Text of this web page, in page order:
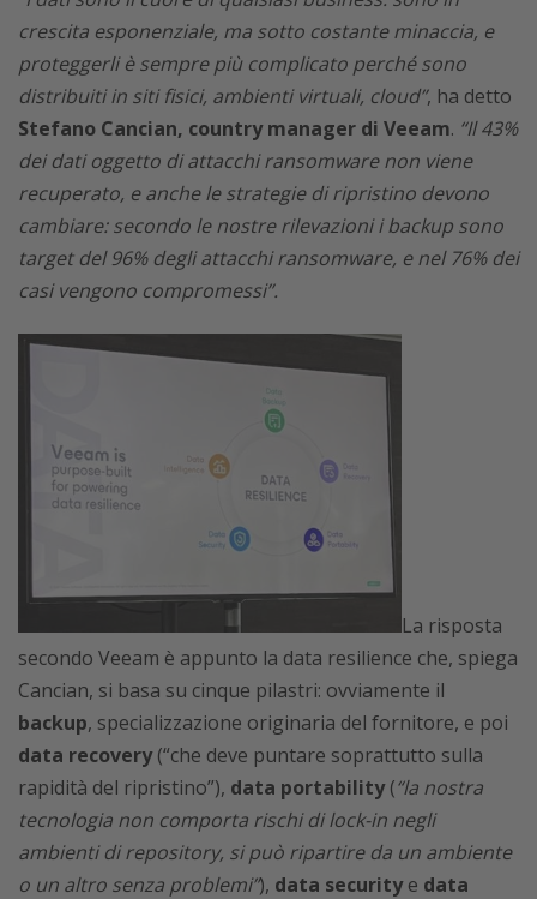
crescita esponenziale, ma sotto costante minaccia, e
proteggerli è sempre più complicato perché sono
distribuiti in siti fisici, ambienti virtuali, cloud”, ha detto
Stefano Cancian, country manager di Veeam. “Il 43%
dei dati oggetto di attacchi ransomware non viene
recuperato, e anche le strategie di ripristino devono
cambiare: secondo le nostre rilevazioni i backup sono
target del 96% degli attacchi ransomware, e nel 76% dei
casi vengono compromessi”.
La risposta
secondo Veeam è appunto la data resilience che, spiega
Cancian, si basa su cinque pilastri: ovviamente il
backup, specializzazione originaria del fornitore, e poi
data recovery(“che deve puntare soprattutto sulla
rapidità del ripristino”), data portability(“la nostra
tecnologia non comporta rischi di lock-in negli
ambienti di repository, si può ripartire da un ambiente
o un altro senza problemi”), data securitye data